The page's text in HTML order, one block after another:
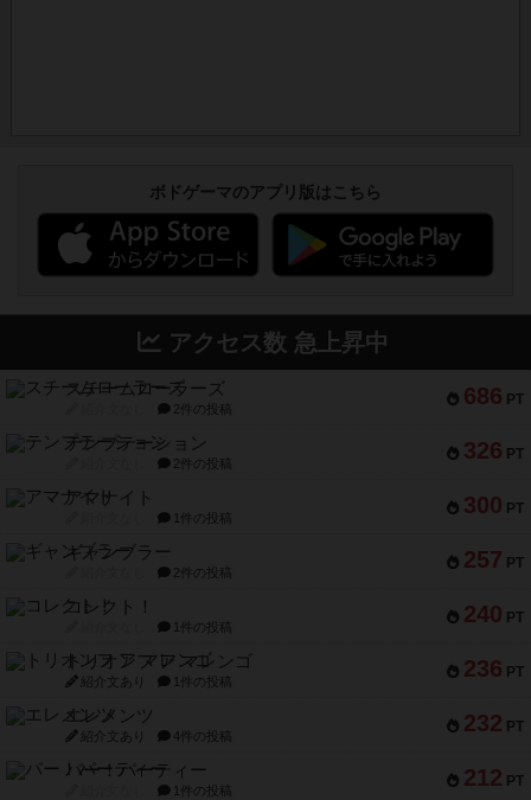
ボドゲーマのアプリ版はこちら
アクセス数 急上昇中
686 PT
スチームローラーズ
2件の投稿
326 PT
テンプテーション
2件の投稿
300 PT
アマナイト
1件の投稿
257 PT
ギャンブラー
2件の投稿
240 PT
コレクト！
1件の投稿
236 PT
トリオンフ ア マレンゴ
紹介文あり 1件の投稿
232 PT
エレメンツ
紹介文あり 4件の投稿
212 PT
バー！パーティー
1件の投稿